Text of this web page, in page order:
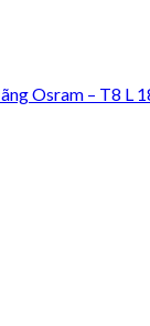
Osram – T8 L